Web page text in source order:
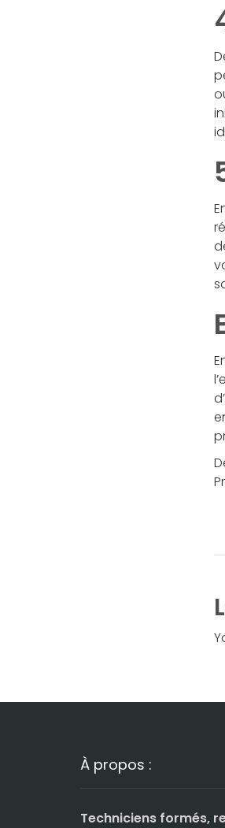
À propos :
Techniciens formés,